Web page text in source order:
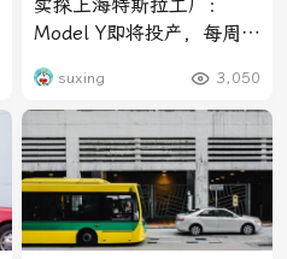
实探上海特斯拉工厂：
Model Y即将投产，每周
suxing 3,050